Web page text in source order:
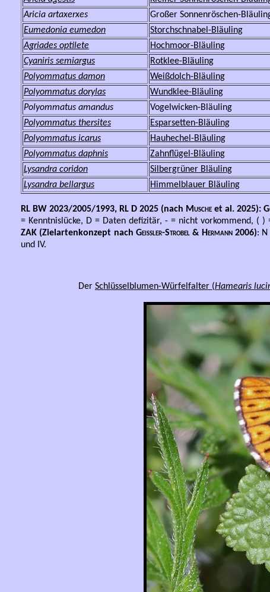
Aricia artaxerxes Großer Sonnenröschen-
Eumedonia eumedon
Storchschnabel-Bläuling
Agriades optilete
Hochmoor-Bläuling
Cyaniris semiargus
Rotklee-Bläuling
Polyommatus damon
Weißdolch-Bläuling
Polyommatus dorylas
Wundklee-Bläuling
Polyommatus amandus
Vogelwicken-Bläuling
Polyommatus thersites
Esparsetten-Bläuling
Polyommatus icarus
Hauhechel-Bläuling
Polyommatus daphnis
Zahnflügel-Bläuling
Lysandra coridon
Silbergrüner Bläuling
Lysandra bellargus Himmelblauer Bläuling
RL BW 2023/2005/1993, RL D 2025 (nach Musche et al. 2025):
= Kenntnislücke, D = Daten defizitär, - = nicht vorkommend, (
ZAK (Zielartenkonzept nach Geißler-Strobel & Hermann2006):
und IV.
Der Schlüsselblumen-Würfelfalter (Hamearis